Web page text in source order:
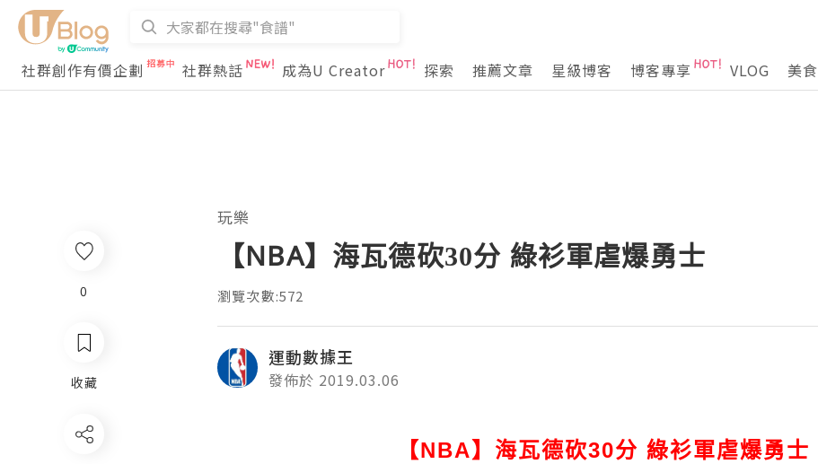
社群創作有價企劃
社群熱話 成為U Creator 探索 推薦文章 星級博客 博客專享 VLOG 美食
玩樂
【NBA】海瓦德砍30分 綠衫軍虐爆勇士
瀏覽次數:572
運動數據王
發佈於 2019.03.06
【NBA】海瓦德砍30分 綠衫軍虐爆勇士
0
收藏